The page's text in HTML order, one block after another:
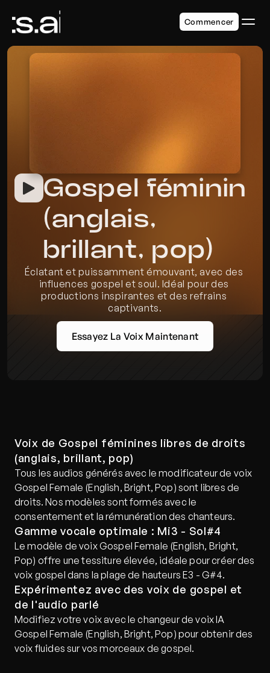
Gospel féminin
(anglais,
brillant, pop)
Éclatant et puissamment émouvant, avec des
influences gospel et soul. Idéal pour des
productions inspirantes et des refrains
captivants.
Essayez La Voix Maintenant
Voix de Gospel féminines libres de droits
(anglais, brillant, pop)
Tous les audios générés avec le modificateur de voix
Gospel Female (English, Bright, Pop) sont libres de
droits. Nos modèles sont formés avec le
consentement et la rémunération des chanteurs.
Gamme vocale optimale : Mi3 - Sol#4
Le modèle de voix Gospel Female (English, Bright,
Pop) offre une tessiture élevée, idéale pour créer des
voix gospel dans la plage de hauteurs E3 - G#4.
Expérimentez avec des voix de gospel et
de l'audio parlé
Modifiez votre voix avec le changeur de voix IA
Gospel Female (English, Bright, Pop) pour obtenir des
voix fluides sur vos morceaux de gospel.
Commencer